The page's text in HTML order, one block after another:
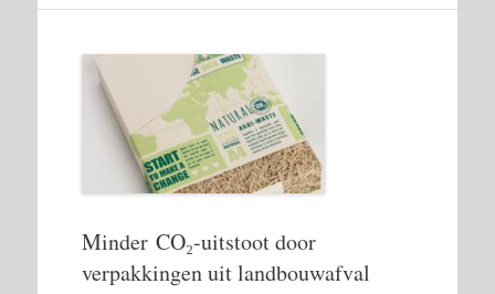
Minder CO₂-uitstoot door
verpakkingen uit landbouwafval